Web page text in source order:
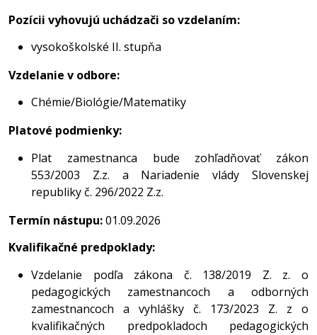
Pozícii vyhovujú uchádzači so vzdelaním:
vysokoškolské II. stupňa
Vzdelanie v odbore:
Chémie/Biológie/Matematiky
Platové podmienky:
Plat zamestnanca bude zohľadňovať zákon
553/2003 Z.z. a Nariadenie vlády Slovenskej
republiky č. 296/2022 Z.z.
Termín nástupu:01.09.2026
Kvalifikačné predpoklady:
Vzdelanie podľa zákona č. 138/2019 Z. z. o
pedagogických zamestnancoch a odborných
zamestnancoch a vyhlášky č. 173/2023 Z. z o
kvalifikačných predpokladoch pedagogických